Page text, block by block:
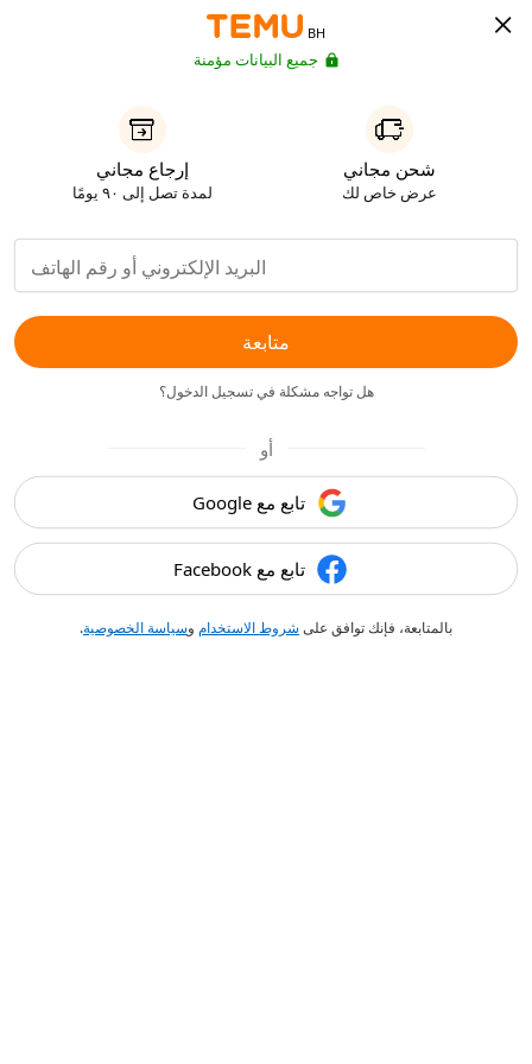
BH
جميع البيانات مؤمنة
شحن مجاني
عرض خاص لك
إرجاع مجاني
لمدة تصل إلى ٩٠ يومًا
متابعة
هل تواجه مشكلة في تسجيل الدخول؟
أو
تابع مع Google
تابع مع Facebook
بالمتابعة، فإنك توافق على شروط الاستخدام وسياسة الخصوصية.